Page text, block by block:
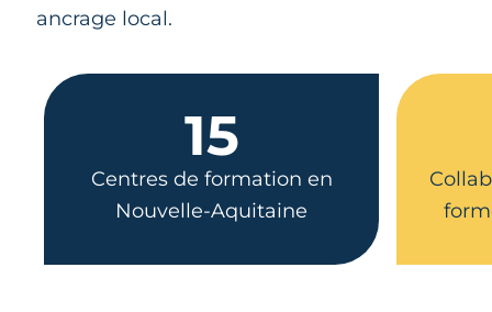
ancrage local.
15
Centres de formation en
Nouvelle-Aquitaine